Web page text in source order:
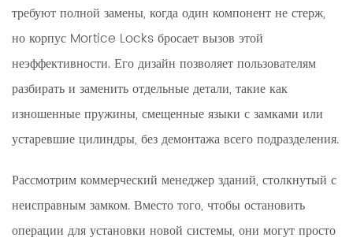
требуют полной замены, когда один компонент не стерж,
но корпус Mortice Locks бросает вызов этой
неэффективности. Его дизайн позволяет пользователям
разбирать и заменить отдельные детали, такие как
изношенные пружины, смещенные языки с замками или
устаревшие цилиндры, без демонтажа всего подразделения.
Рассмотрим коммерческий менеджер зданий, столкнутый с
неисправным замком. Вместо того, чтобы остановить
операции для установки новой системы, они могут просто